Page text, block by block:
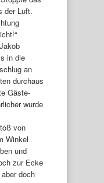
der Luft.
in die
an
durchaus
Gäste-
wurde
von
Winkel
und
zur Ecke
doch